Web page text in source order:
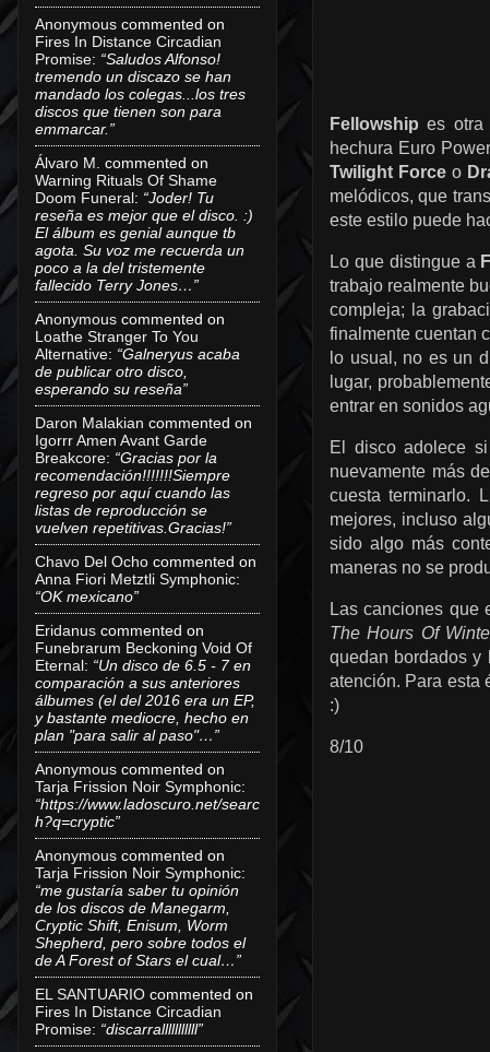
Fellowship es otra
hechura Euro
Twilight Forceo
melódicos, que
este estilo puede
Lo que distingue a
trabajo realmente
compleja; la
finalmente cuentan
lo usual, no es un
lugar,
entrar en sonidos
El disco adolece
nuevamente más
cuesta terminarlo.
mejores, incluso
sido algo más
maneras no se
Las canciones que
The Hours Of
quedan bordados y
atención. Para esta
:)
8/10
Anonymous commented on
Fires In Distance Circadian
Promise: “Saludos Alfonso!
tremendo un discazo se han
mandado los colegas...los tres
discos que tienen son para
emmarcar.”
Álvaro M. commented on
Warning Rituals Of Shame
Doom Funeral: “Joder! Tu
reseña es mejor que el disco. :)
El álbum es genial aunque tb
agota. Su voz me recuerda un
poco a la del tristemente
fallecido Terry Jones…”
Anonymous commented on
Loathe Stranger To You
Alternative: “Galneryus acaba
de publicar otro disco,
esperando su reseña”
Daron Malakian commented on
Igorrr Amen Avant Garde
Breakcore: “Gracias por la
recomendación!!!!!!!Siempre
regreso por aquí cuando las
listas de reproducción se
vuelven repetitivas.Gracias!”
Chavo Del Ocho commented on
Anna Fiori Metztli Symphonic:
“OK mexicano”
Eridanus commented on
Funebrarum Beckoning Void Of
Eternal: “Un disco de 6.5 - 7 en
comparación a sus anteriores
álbumes (el del 2016 era un EP,
y bastante mediocre, hecho en
plan "para salir al paso"…”
Anonymous commented on
Tarja Frission Noir Symphonic:
“https://www.ladoscuro.net/searc
h?q=cryptic”
Anonymous commented on
Tarja Frission Noir Symphonic:
“me gustaría saber tu opinión
de los discos de Manegarm,
Cryptic Shift, Enisum, Worm
Shepherd, pero sobre todos el
de A Forest of Stars el cual…”
EL SANTUARIO commented on
Fires In Distance Circadian
Promise: “discarralllllllllll”